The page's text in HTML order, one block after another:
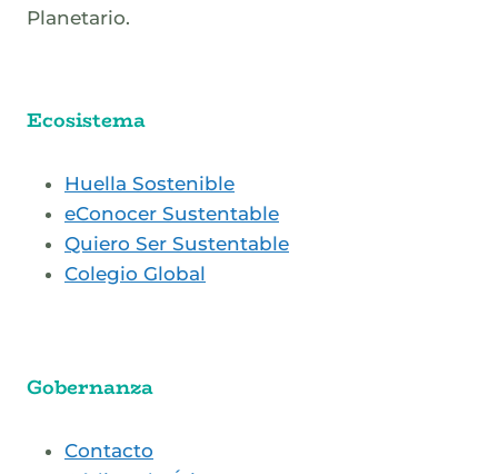
Planetario.
Ecosistema
Huella Sostenible
eConocer Sustentable
Quiero Ser Sustentable
Colegio Global
Gobernanza
Contacto